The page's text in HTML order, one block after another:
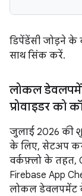
डिपेंडेंसी जोड़ने के
साथ सिंक करें.
लोकल
प्रोवाइडर को
जुलाई 2026 की
के लिए, सेटअप
वर्कफ़्लो के तहत,
Firebase App
लोकल डेवलपमेंट